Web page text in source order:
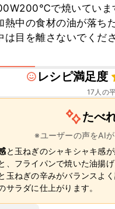
で焼いていま
熱中の食材の油が落ち
目を離さないでくださ
レシピ満足度
17 人の
たべ
※ユーザーの声をAI
と玉ねぎのシャキシャキ感
、フライパンで焼いた油揚
玉ねぎの辛みがバランスよ
サラダに仕上がります。